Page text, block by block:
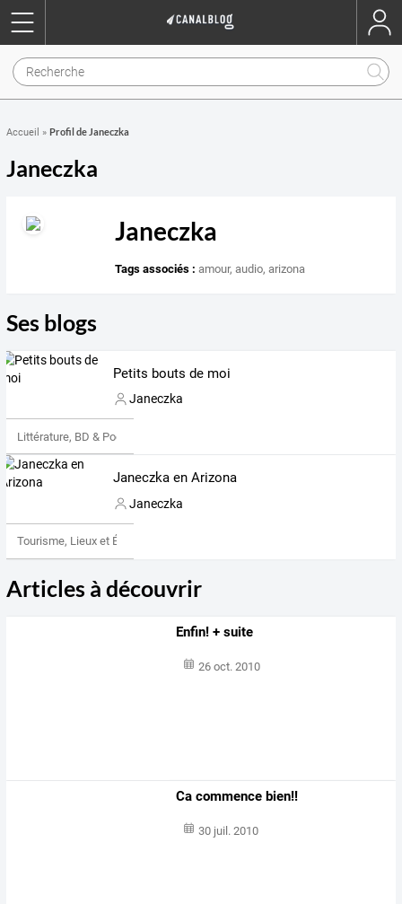
Accueil » Profil de Janeczka
Janeczka
Janeczka
Tags associés : amour,audio,arizona
Ses blogs
Petits bouts de moi
Janeczka
Littérature, BD & Poésie
Janeczka en Arizona
Janeczka
Tourisme, Lieux et Événements
Articles à découvrir
Enfin! + suite
26 oct. 2010
Ca commence bien!!
30 juil. 2010